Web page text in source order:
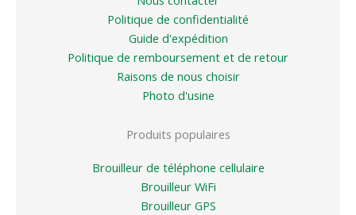
Politique de confidentialité
Guide d'expédition
Politique de remboursement et de retour
Raisons de nous choisir
Photo d'usine
Produits populaires
Brouilleur de téléphone cellulaire
Brouilleur WiFi
Brouilleur GPS